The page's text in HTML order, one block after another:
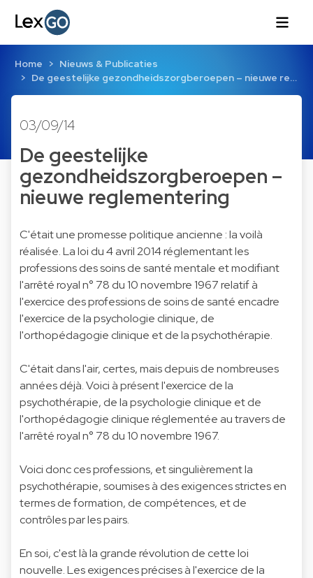
Home
Nieuws & Publicaties
De geestelijke gezondheidszorgberoepen – nieuwe re…
03/09/14
De geestelijke
gezondheidszorgberoepen –
nieuwe reglementering
C'était une promesse politique ancienne : la voilà
réalisée. La loi du 4 avril 2014 réglementant les
professions des soins de santé mentale et modifiant
l'arrêté royal n° 78 du 10 novembre 1967 relatif à
l'exercice des professions de soins de santé encadre
l'exercice de la psychologie clinique, de
l'orthopédagogie clinique et de la psychothérapie.
C'était dans l'air, certes, mais depuis de nombreuses
années déjà. Voici à présent l'exercice de la
psychothérapie, de la psychologie clinique et de
l'orthopédagogie clinique réglementée au travers de
l'arrêté royal n° 78 du 10 novembre 1967.
Voici donc ces professions, et singulièrement la
psychothérapie, soumises à des exigences strictes en
termes de formation, de compétences, et de
contrôles par les pairs.
En soi, c'est là la grande révolution de cette loi
nouvelle. Les exigences précises à l'exercice de la